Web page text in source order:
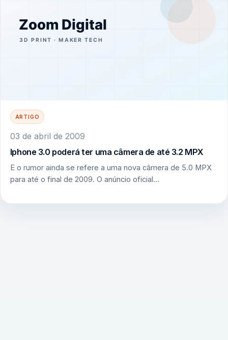
ARTIGO
03 de abril de 2009
Iphone 3.0 poderá ter uma câmera de até 3.2 MPX
E o rumor ainda se refere a uma nova câmera de 5.0 MPX
para até o final de 2009. O anúncio oficial…